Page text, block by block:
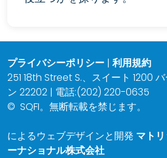
プライバシーポリシー | 利用規約
251 18th Street S.、スイート 1200
ン 22202 | 電話:(202) 220-0635
© SQFI。無断転載を禁じます。
によるウェブデザインと開発 マト
ーナショナル株式会社